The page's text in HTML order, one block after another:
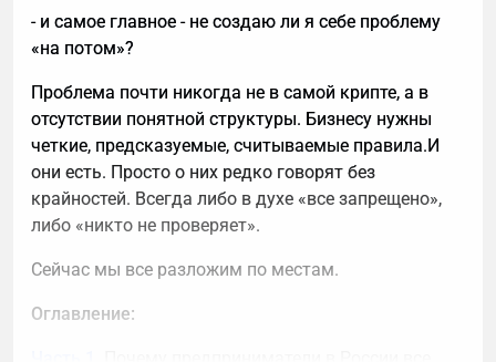
- и самое главное - не создаю ли я себе проблему
«на потом»?
Проблема почти никогда не в самой крипте, а в
отсутствии понятной структуры. Бизнесу нужны
четкие, предсказуемые, считываемые правила.И
они есть. Просто о них редко говорят без
крайностей. Всегда либо в духе «все запрещено»,
либо «никто не проверяет».
Сейчас мы все разложим по местам.
Оглавление: